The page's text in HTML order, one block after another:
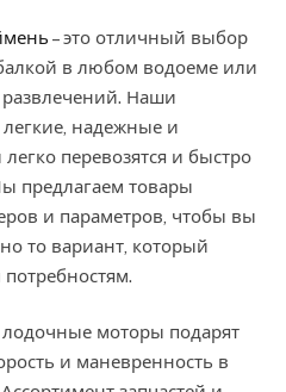
– это отличный выбор
в любом водоеме или
Наши
надежные и
перевозятся и быстро
предлагаем товары
и параметров, чтобы вы
то вариант, который
моторы подарят
и маневренность в